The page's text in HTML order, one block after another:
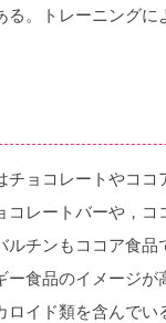
。トレーニング
ョコレートやココ
レートバーや，
チンもココア食
食品のイメージ
ロイド類を含んでい